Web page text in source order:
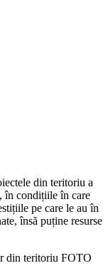
din teritoriu a
în condițiile în care
pe care le au în
însă puține resurse
din teritoriu FOTO